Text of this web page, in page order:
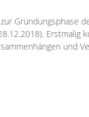
Gründungsphase
Erstmalig
und